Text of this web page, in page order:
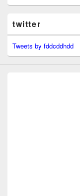
twitter
Tweets by fddcddhdd